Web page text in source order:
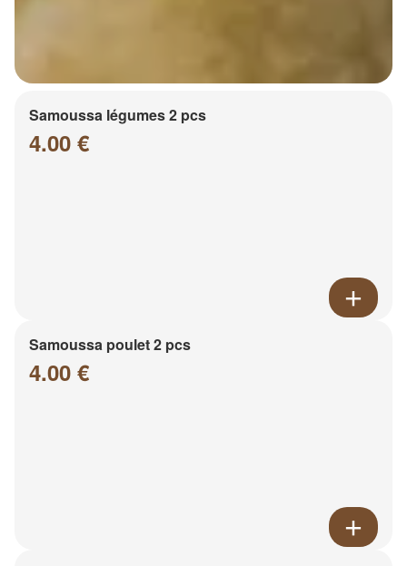
Samoussa légumes 2 pcs
4.00 €
Samoussa poulet 2 pcs
4.00 €